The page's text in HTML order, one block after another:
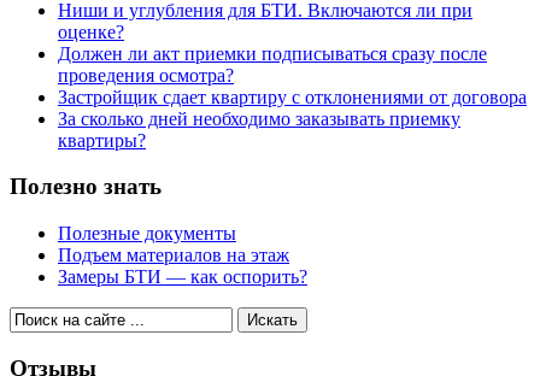
Ниши и углубления для БТИ. Включаются ли при
оценке?
Должен ли акт приемки подписываться сразу после
проведения осмотра?
Застройщик сдает квартиру с отклонениями от договора
За сколько дней необходимо заказывать приемку
квартиры?
Полезно знать
Полезные документы
Подъем материалов на этаж
Замеры БТИ — как оспорить?
Отзывы